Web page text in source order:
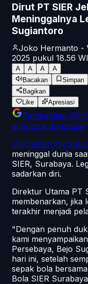
Dirut PT SIER
Meninggalnya
Sugiantoro
Joko Hermanto -
2025 pukul 18.56
A A A
A
Bacakan
Simpan
Bagikan
Like
Apresiasi
Tambahkan
di Google di Google
meninggal dunia
SIER, Surabaya.
sadarkan diri.
Direktur Utama PT
membenarkan, jika
terakhir menjadi
"Dengan penuh
kami
Persebaya, Bejo
hari ini, setelah
sepak bola
Bola SIER